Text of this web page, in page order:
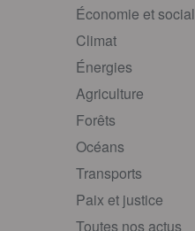
Économie et social
Climat
Énergies
Agriculture
Forêts
Océans
Transports
Paix et justice
Toutes nos actus